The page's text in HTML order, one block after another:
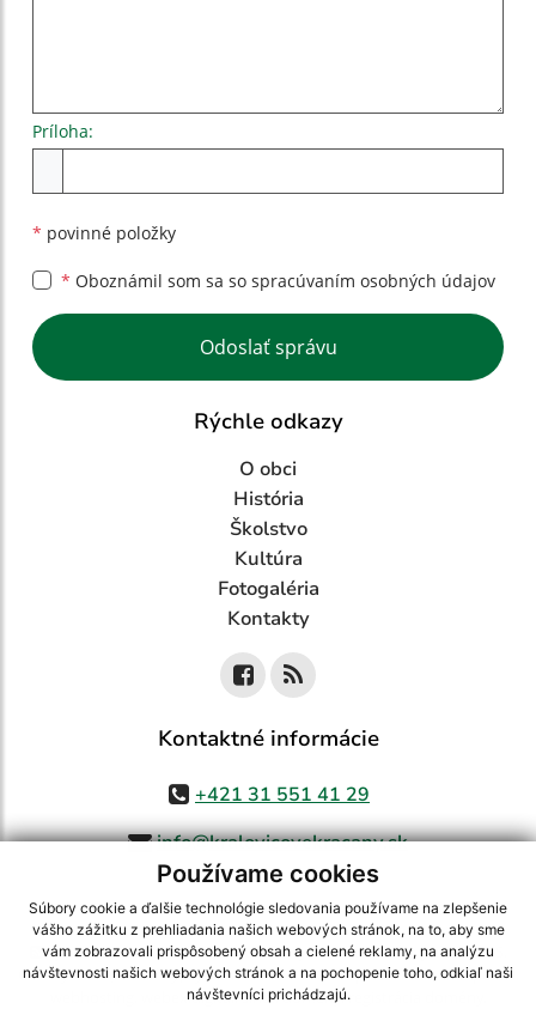
Používame cookies
Súbory cookie a ďalšie technológie sledovania používame na zlepšenie
vášho zážitku z prehliadania našich webových stránok, na to, aby sme
vám zobrazovali prispôsobený obsah a cielené reklamy, na analýzu
návštevnosti našich webových stránok a na pochopenie toho, odkiaľ naši
návštevníci prichádzajú.
Príloha:
* povinné položky
* Oboznámil som sa so spracúvaním osobných údajov
Google reCaptcha Response
Odoslať správu
Rýchle odkazy
O obci
História
Školstvo
Kultúra
Fotogaléria
Kontakty
Kontaktné informácie
+421 31 551 41 29
info@kralovicovekracany.sk
využite možnosť získavania aktuálnych informácií s využitím RSS
CMS systém (redakčný) systém ECHELON 2,Mapa stránok,web portál
webex.digital, s.r.o.,domény,registrácia domény